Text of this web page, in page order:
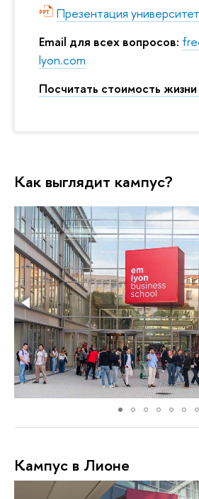
Презентация
Email для всех вопросов:
lyon.com
Посчитать стоимость
Как выглядит кампус?
Кампус в Лионе